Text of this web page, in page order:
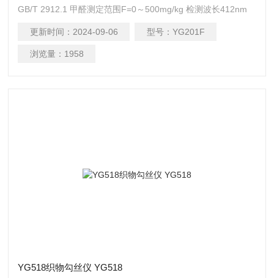
GB/T 2912.1 甲醛测定范围F=0～500mg/kg 检测波长412nm
更新时间： 2024-09-06 型号： YG201F
浏览量： 1958
YG518织物勾丝仪 YG518